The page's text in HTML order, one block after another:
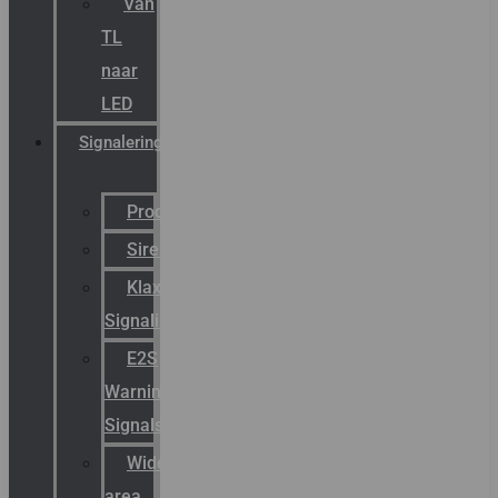
TL
naar
LED
Signalering
Productcatalogus
Sirena
Klaxon
Signaling
E2S
Warning
Signals
Wide